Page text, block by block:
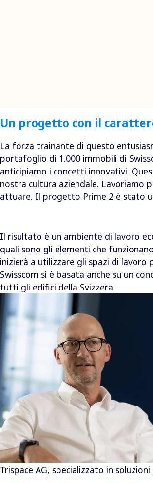
Un progetto con il
La forza trainante di questo
portafoglio di 1.000 immobili di
anticipiamo i concetti innovativi.
nostra cultura aziendale. Lavoriamo
attuare. Il progetto Prime 2 è stato
Il risultato è un ambiente di lavoro
quali sono gli elementi che
inizierà a utilizzare gli spazi di
Swisscom si è basata anche su un
tutti gli edifici della Svizzera.
Trispace AG, specializzato in